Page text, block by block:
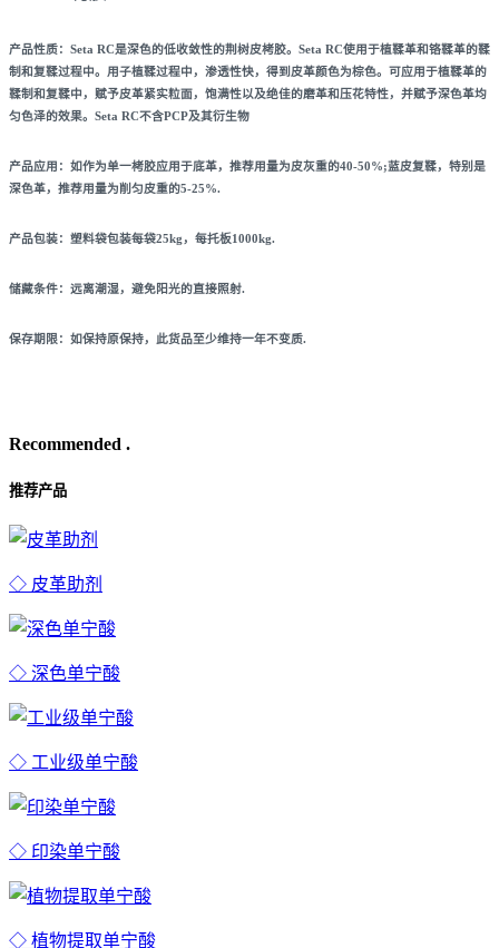
产品性质：Seta RC是深色的低收敛性的荆树皮栲胶。Seta RC使用于植鞣革和铬鞣革的鞣
制和复鞣过程中。用子植鞣过程中，渗透性快，得到皮革颜色为棕色。可应用于植鞣革的
鞣制和复鞣中，赋予皮革紧实粒面，饱满性以及绝佳的磨革和压花特性，并赋予深色革均
匀色泽的效果。Seta RC不含PCP及其衍生物
产品应用：如作为单一栲胶应用于底革，推荐用量为皮灰重的40-50%;蓝皮复鞣，特别是
深色革，推荐用量为削匀皮重的5-25%.
产品包装：塑料袋包装每袋25kg，每托板1000kg.
储藏条件：远离潮湿，避免阳光的直接照射.
保存期限：如保持原保持，此货品至少维持一年不变质.
Recommended .
推荐产品
◇ 皮革助剂
◇ 深色单宁酸
◇ 工业级单宁酸
◇ 印染单宁酸
◇ 植物提取单宁酸